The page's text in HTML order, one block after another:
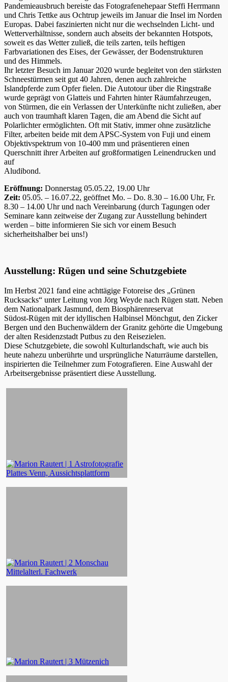
Pandemieausbruch bereiste das Fotografenehepaar Steffi Herrmann
und Chris Tettke aus Ochtrup jeweils im Januar die Insel im Norden
Europas. Dabei faszinierten nicht nur die wechselnden Licht- und
Wetterverhältnisse, sondern auch abseits der bekannten Hotspots,
soweit es das Wetter zuließ, die teils zarten, teils heftigen
Farbvariationen des Eises, der Gewässer, der Bodenstrukturen
und des Himmels.
Ihr letzter Besuch im Januar 2020 wurde begleitet von den stärksten
Schneestürmen seit gut 40 Jahren, denen auch zahlreiche
Islandpferde zum Opfer fielen. Die Autotour über die Ringstraße
wurde geprägt von Glatteis und Fahrten hinter Räumfahrzeugen,
von Stürmen, die ein Verlassen der Unterkünfte nicht zuließen, aber
auch von traumhaft klaren Tagen, die am Abend die Sicht auf
Polarlichter ermöglichten. Oft mit Stativ, immer ohne zusätzliche
Filter, arbeiten beide mit dem APSC-System von Fuji und einem
Objektivspektrum von 10-400 mm und präsentieren einen
Querschnitt ihrer Arbeiten auf großformatigen Leinendrucken und
auf
Aludibond.
Eröffnung: Donnerstag 05.05.22, 19.00 Uhr
Zeit: 05.05. – 16.07.22, geöffnet Mo. – Do. 8.30 – 16.00 Uhr, Fr.
8.30 – 14.00 Uhr und nach Vereinbarung (durch Tagungen oder
Seminare kann zeitweise der Zugang zur Ausstellung behindert
werden – bitte informieren Sie sich vor einem Besuch
sicherheitshalber bei uns!)
Ausstellung: Rügen und seine Schutzgebiete
Im Herbst 2021 fand eine achttägige Fotoreise des „Grünen
Rucksacks“ unter Leitung von Jörg Weyde nach Rügen statt. Neben
dem Nationalpark Jasmund, dem Biosphärenreservat
Südost-Rügen mit der idyllischen Halbinsel Mönchgut, den Zicker
Bergen und den Buchenwäldern der Granitz gehörte die Umgebung
der alten Residenzstadt Putbus zu den Reisezielen.
Diese Schutzgebiete, die sowohl Kulturlandschaft, wie auch bis
heute nahezu unberührte und ursprüngliche Naturräume darstellen,
inspirierten die Teilnehmer zum Fotografieren. Eine Auswahl der
Arbeitsergebnisse präsentiert diese Ausstellung.